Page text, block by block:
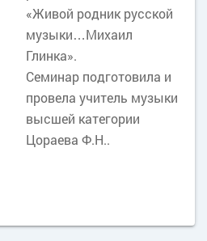
«Живой родник русской
музыки…Михаил
Глинка».
Семинар подготовила и
провела учитель музыки
высшей категории
Цораева Ф.Н..